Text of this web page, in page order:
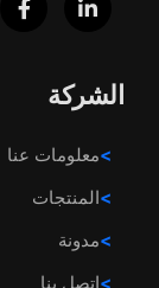
الشركة
معلومات عنا
المنتجات
مدونة
اتصل بنا